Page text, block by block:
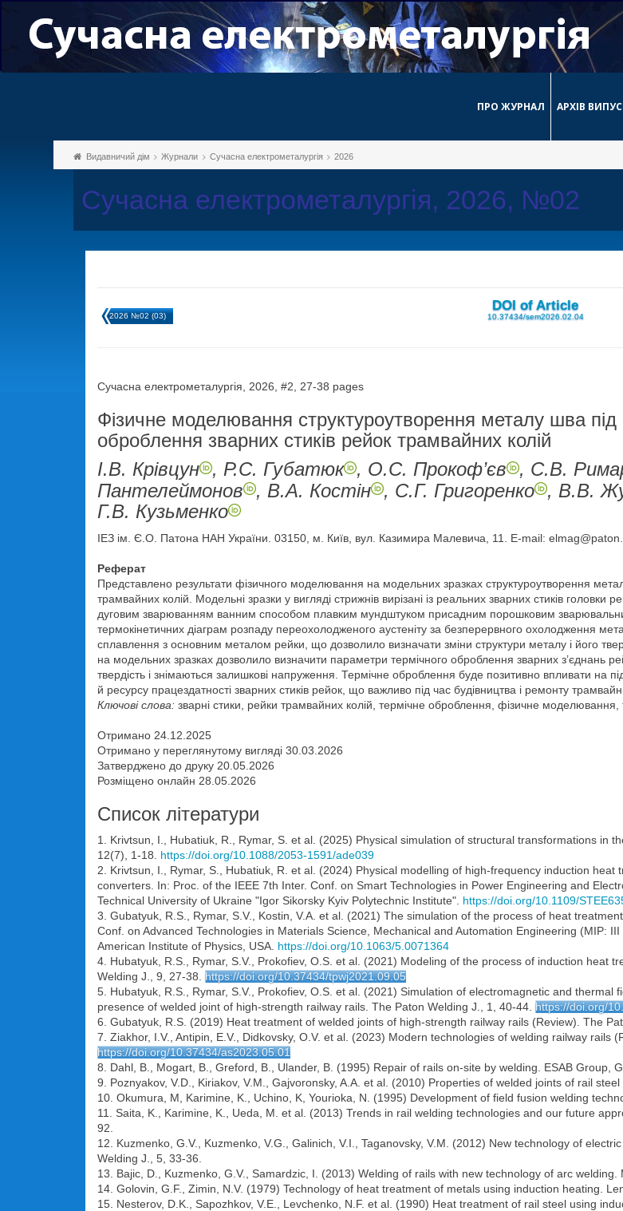
ПРО ЖУРНАЛ АРХІВ
Видавничий дім Журнали Сучасна електрометалургія 2026
Сучасна електрометалургія, 2026, №02
2026 №02 (03)
DOI of Article
10.37434/sem2026.02.04
Сучасна електрометалургія, 2026, #2, 27-38 pages
Фізичне моделювання структуроутворення металу шва під
оброблення зварних стиків рейок трамвайних колій
І.В. Крівцун
, Р.С. Губатюк , О.С. Прокоф’єв , С.В.
Пантелеймонов
, В.А. Костін , С.Г. Григоренко , В.В.
Г.В. Кузьменко
ІЕЗ ім. Є.О. Патона НАН України. 03150, м. Київ, вул. Казимира Малевича, 11. E-mail:
Реферат
Представлено результати фізичного моделювання на модельних зразках структуроутворення
трамвайних колій. Модельні зразки у вигляді стрижнів вирізані із реальних зварних стиків
дуговим зварюванням ванним способом плавким мундштуком присадним порошковим
термокінетичних діаграм розпаду переохолодженого аустеніту за безперервного охолодження
сплавлення з основним металом рейки, що дозволило визначати зміни структури металу і його
на модельних зразках дозволило визначити параметри термічного оброблення зварних з’єднань
твердість і знімаються залишкові напруження. Термічне оброблення буде позитивно впливати на
й ресурсу працездатності зварних стиків рейок, що важливо під час будівництва і ремонту
Ключові слова: зварні стики, рейки трамвайних колій, термічне оброблення, фізичне моделювання,
Отримано 24.12.2025
Отримано у переглянутому вигляді 30.03.2026
Затверджено до друку 20.05.2026
Розміщено онлайн 28.05.2026
Список літератури
1. Krivtsun, I., Hubatiuk, R., Rymar, S. et al. (2025) Physical simulation of structural transformations in
12(7), 1-18. https://doi.org/10.1088/2053-1591/ade039
2. Krivtsun, I., Rymar, S., Hubatiuk, R. et al. (2024) Physical modelling of high-frequency induction
converters. In: Proc. of the IEEE 7th Inter. Conf. on Smart Technologies in Power Engineering and
Technical University of Ukraine "Igor Sikorsky Kyiv Polytechnic Institute". https://doi.org/10.1109/
3. Gubatyuk, R.S., Rymar, S.V., Kostin, V.A. et al. (2021) The simulation of the process of heat
Conf. on Advanced Technologies in Materials Science, Mechanical and Automation Engineering (MIP:
American Institute of Physics, USA. https://doi.org/10.1063/5.0071364
4. Hubatyuk, R.S., Rymar, S.V., Prokofiev, O.S. et al. (2021) Modeling of the process of induction heat
Welding J., 9, 27-38. https://doi.org/10.37434/tpwj2021.09.05
5. Hubatyuk, R.S., Rymar, S.V., Prokofiev, O.S. et al. (2021) Simulation of electromagnetic and
presence of welded joint of high-strength railway rails. The Paton Welding J., 1, 40-44. https://doi.org/
6. Gubatyuk, R.S. (2019) Heat treatment of welded joints of high-strength railway rails (Review). The
7. Ziakhor, I.V., Antipin, E.V., Didkovsky, O.V. et al. (2023) Modern technologies of welding railway rails
https://doi.org/10.37434/as2023.05.01
8. Dahl, B., Mogart, B., Greford, B., Ulander, B. (1995) Repair of rails on-site by welding. ESAB Group,
9. Poznyakov, V.D., Kiriakov, V.M., Gajvoronsky, A.A. et al. (2010) Properties of welded joints of rail
10. Okumura, M, Karimine, K., Uchino, K, Yourioka, N. (1995) Development of field fusion welding
11. Saita, K., Karimine, K., Ueda, M. et al. (2013) Trends in rail welding technologies and our future
92.
12. Kuzmenko, G.V., Kuzmenko, V.G., Galinich, V.I., Taganovsky, V.M. (2012) New technology of
Welding J., 5, 33-36.
13. Bajic, D., Kuzmenko, G.V., Samardzic, I. (2013) Welding of rails with new technology of arc welding.
14. Golovin, G.F., Zimin, N.V. (1979) Technology of heat treatment of metals using induction heating.
15. Nesterov, D.K., Sapozhkov, V.E., Levchenko, N.F. et al. (1990) Heat treatment of rail steel using